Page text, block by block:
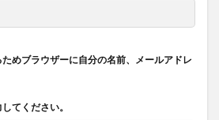
めブラウザーに自分の名前、メールアドレ
てください。